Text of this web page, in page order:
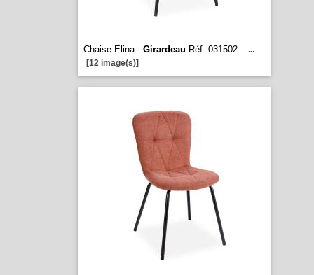
Chaise Elina - Girardeau Réf. 031502
...
[12 image(s)]